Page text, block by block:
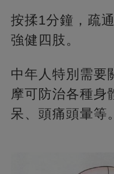
按揉1分鐘，疏
強健四肢。
中年人特別需要
摩可防治各種身
呆、頭痛頭暈等。